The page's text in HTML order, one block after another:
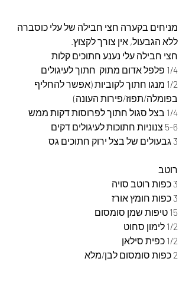
מניחים בקערה חצי חבילה של עלי כוסברה
ללא הגבעול, אין צורך לקצוץ.
חצי חבילה עלי נענע חתוכים קלות
1/4 פלפל אדום מתוק  חתוך לעיגולים
1/2 מנגו חתוך לקוביות (אפשר להחליף
בפומלה/תפוז/פירות העונה)
1/4 בצל סגול חתוך לפרוסות דקות ממש
5-6 צנוניות חתוכות לעיגולים דקים
3 גבעולים של בצל ירוק חתוכים גס
רוטב
3 כפות רוטב סויה
3 כפות חומץ אורז
15 טיפות שמן סומסום
1/2 לימון סחוט
1/2 כפית סילאן
2 כפות סומסום לבן/מלא